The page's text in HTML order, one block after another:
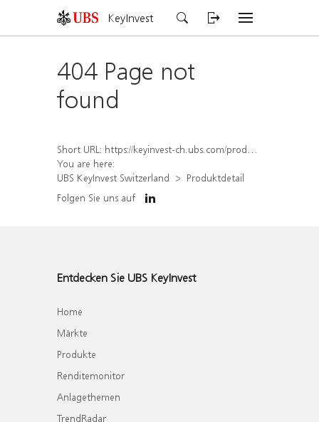
KeyInvest
404 Page not
found
Short URL: https://keyinvest-ch.ubs.com/produkt/detail/index/isin/CH1567420471
You are here:
UBS KeyInvest Switzerland
Produktdetail
Folgen Sie uns auf
Entdecken Sie UBS KeyInvest
Home
Märkte
Produkte
Renditemonitor
Anlagethemen
TrendRadar